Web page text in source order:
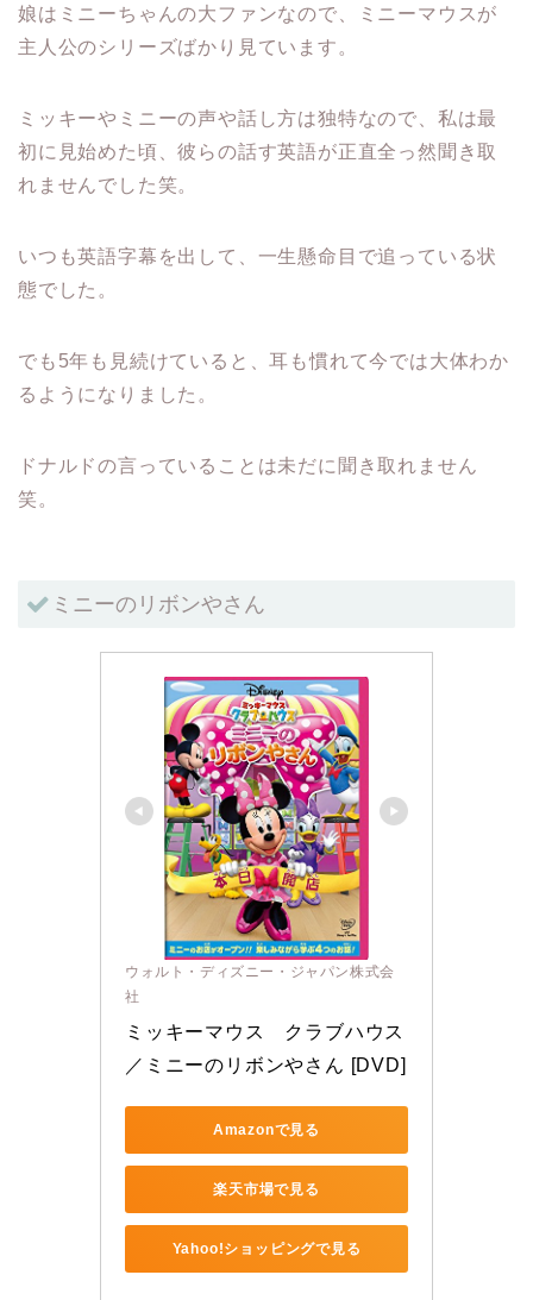
娘はミニーちゃんの大ファンなので、ミニーマウスが
主人公のシリーズばかり見ています。
ミッキーやミニーの声や話し方は独特なので、私は最
初に見始めた頃、彼らの話す英語が正直全っ然聞き取
れませんでした笑。
いつも英語字幕を出して、一生懸命目で追っている状
態でした。
でも5年も見続けていると、耳も慣れて今では大体わか
るようになりました。
ドナルドの言っていることは未だに聞き取れません
笑。
ミニーのリボンやさん
ウォルト・ディズニー・ジャパン株式会
社
ミッキーマウス　クラブハウス
／ミニーのリボンやさん [DVD]
Amazonで見る
楽天市場で見る
Yahoo!ショッピングで見る